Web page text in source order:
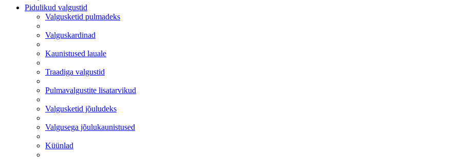
Pidulikud valgustid
Valgusketid pulmadeks
Valguskardinad
Kaunistused lauale
Traadiga valgustid
Pulmavalgustite lisatarvikud
Valgusketid jõuludeks
Valgusega jõulukaunistused
Küünlad